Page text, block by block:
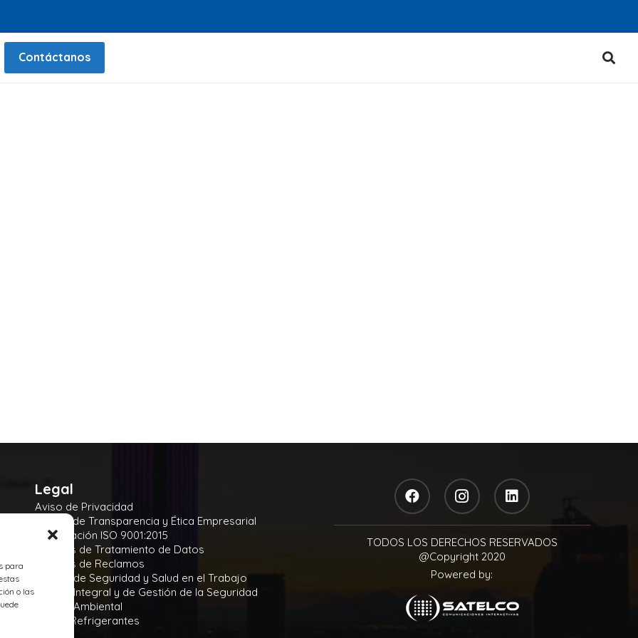
para
o las
Contáctanos
Legal
Aviso de Privacidad
Manual de Transparencia y Ética Empresarial
Certificación ISO 9001:2015
Políticas de Tratamiento de Datos
Políticas de Reclamos
Política de Seguridad y Salud en el Trabajo
Política Integral y de Gestión de la Seguridad
Política Ambiental
Gases Refrigerantes
TODOS LOS DERECHOS RESERVADOS
@Copyright 2020
Powered by: